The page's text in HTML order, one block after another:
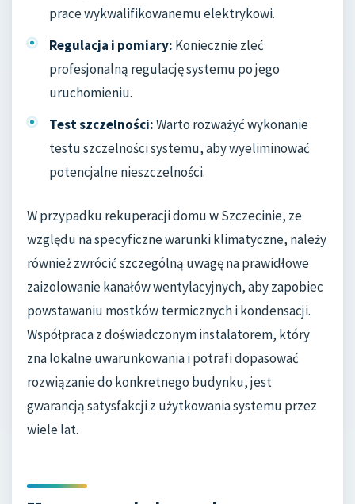
prace wykwalifikowanemu elektrykowi.
Regulacja i pomiary: Koniecznie zleć
profesjonalną regulację systemu po jego
uruchomieniu.
Test szczelności:Warto rozważyć wykonanie
testu szczelności systemu, aby wyeliminować
potencjalne nieszczelności.
W przypadku rekuperacji domu w Szczecinie, ze
względu na specyficzne warunki klimatyczne, należy
również zwrócić szczególną uwagę na prawidłowe
zaizolowanie kanałów wentylacyjnych, aby zapobiec
powstawaniu mostków termicznych i kondensacji.
Współpraca z doświadczonym instalatorem, który
zna lokalne uwarunkowania i potrafi dopasować
rozwiązanie do konkretnego budynku, jest
gwarancją satysfakcji z użytkowania systemu przez
wiele lat.